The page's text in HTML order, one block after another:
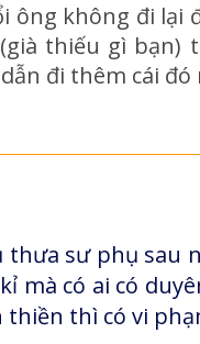
ông không đi
thiếu gì bạn)
đi thêm cái
thưa sư phụ sau
mà có ai có
thì có vi